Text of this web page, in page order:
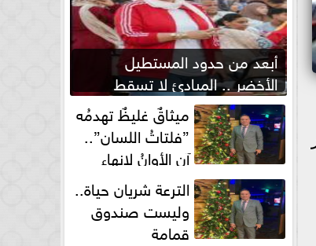
أبعد من حدود المستطيل
الأخضر .. المبادئ لا تسقط
بصفارة الحكم ميثاقٌ غليظٌ تهدمُه
”فلتاتُ اللسان”..
آن الأوانُ لإنهاءِ
فوضى الطلاق الشفهي!الترعة شريان حياة..
وليست صندوق
قمامة